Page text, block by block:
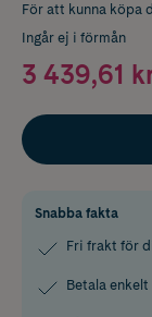
För att kunna köpa
Ingår ej i förmån
3 439,61
Snabba fakta
Fri frakt för
Betala